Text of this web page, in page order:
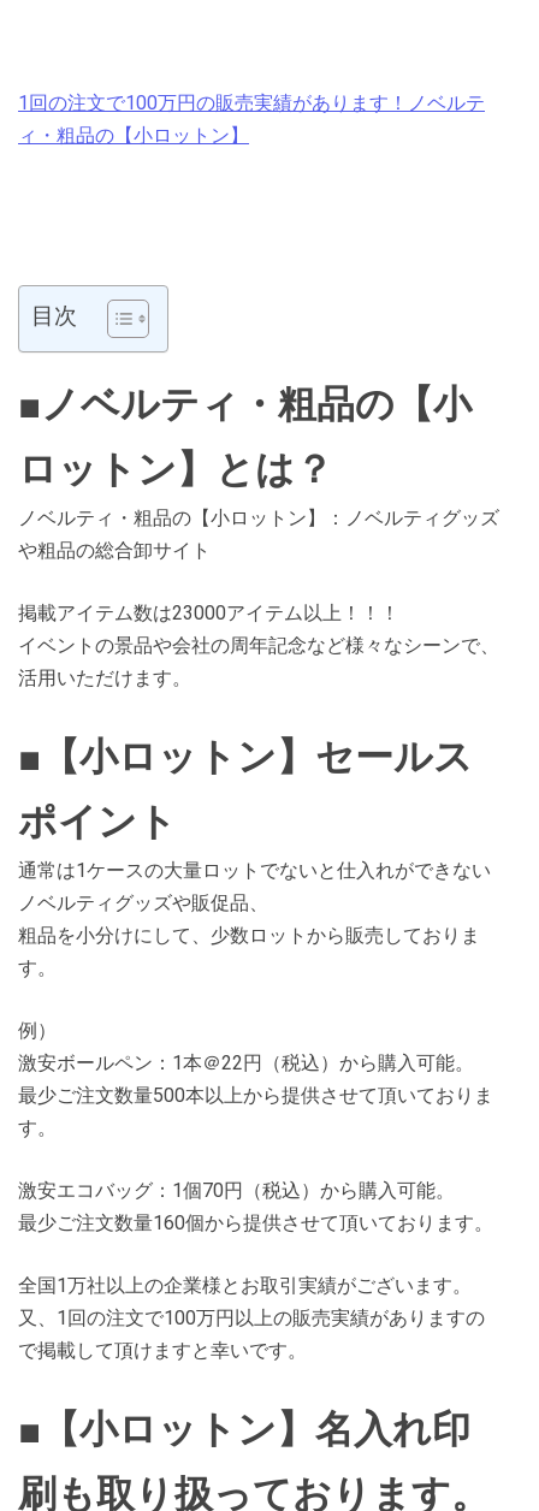
1回の注文で100万円の販売実績があります！ノベルテ
ィ・粗品の【小ロットン】
目次
■ノベルティ・粗品の【小
ロットン】とは？
ノベルティ・粗品の【小ロットン】：ノベルティグッズ
や粗品の総合卸サイト
掲載アイテム数は23000アイテム以上！！！
イベントの景品や会社の周年記念など様々なシーンで、
活用いただけます。
■【小ロットン】セールス
ポイント
通常は1ケースの大量ロットでないと仕入れができない
ノベルティグッズや販促品、
粗品を小分けにして、少数ロットから販売しておりま
す。
例）
激安ボールペン：1本＠22円（税込）から購入可能。
最少ご注文数量500本以上から提供させて頂いておりま
す。
激安エコバッグ：1個70円（税込）から購入可能。
最少ご注文数量160個から提供させて頂いております。
全国1万社以上の企業様とお取引実績がございます。
又、1回の注文で100万円以上の販売実績がありますの
で掲載して頂けますと幸いです。
■【小ロットン】名入れ印
刷も取り扱っております。